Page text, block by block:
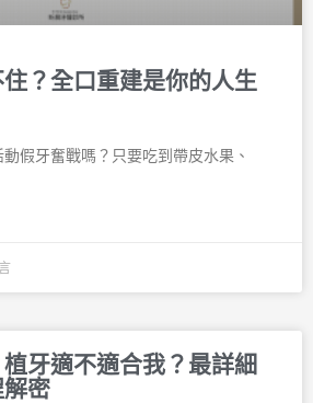
？全口重建是你的人生
假牙奮戰嗎？只要吃到帶皮水果、
牙適不適合我？最詳細
密